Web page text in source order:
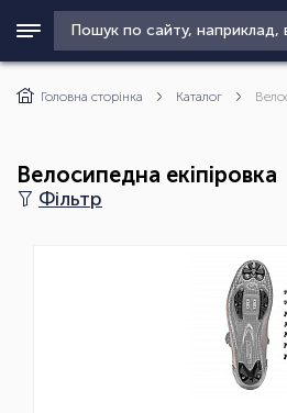
Головна сторінка Каталог
Велосипедна екіпіровка
Фільтр